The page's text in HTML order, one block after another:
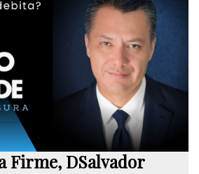
Firme, DSalvador